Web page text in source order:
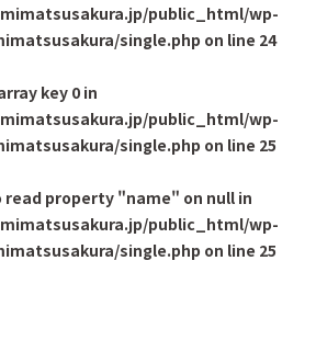
public_html/wp-
single.php on line 24
key 0 in
public_html/wp-
single.php on line 25
property "name" on null in
public_html/wp-
single.php on line 25